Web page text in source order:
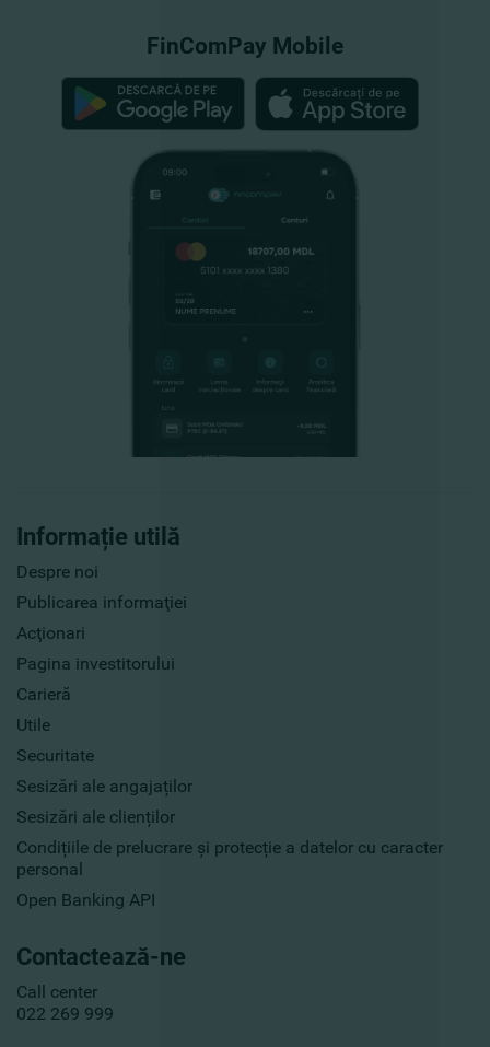
Informație utilă
Despre noi
Publicarea informaţiei
Acţionari
Pagina investitorului
Carieră
Utile
Securitate
Sesizări ale angajaților
Sesizări ale clienților
Condițiile de prelucrare și protecție a datelor cu caracter
personal
Open Banking API
Contactează-ne
Call center
022 269 999
FinComPay Mobile